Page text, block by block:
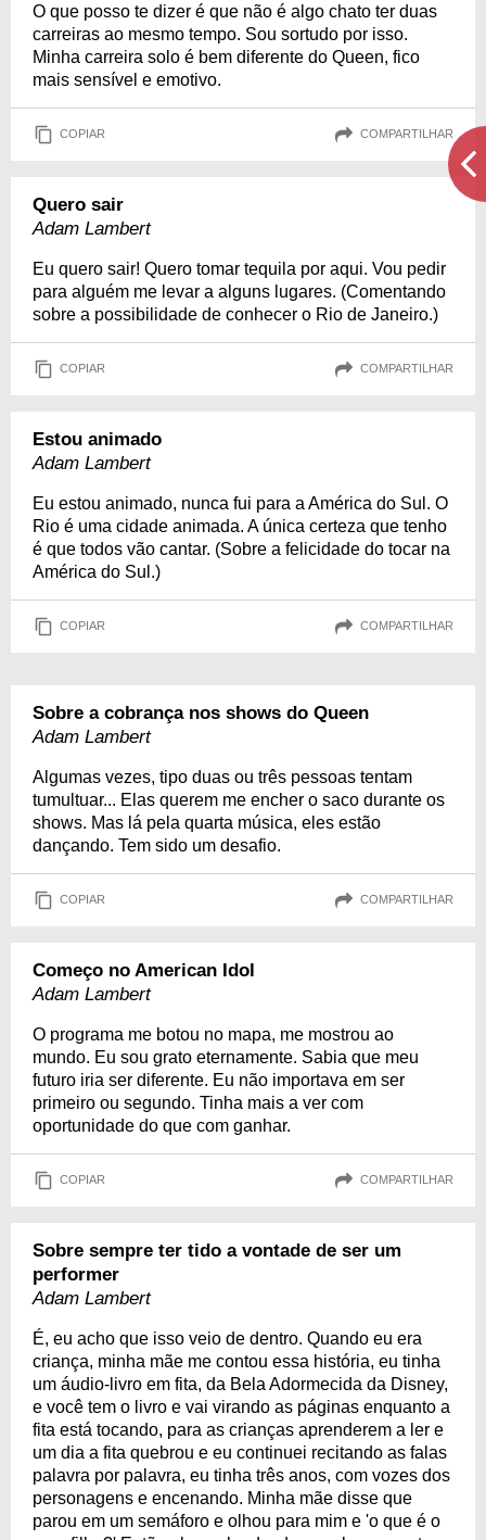
O que posso te dizer é que não é algo chato ter duas
carreiras ao mesmo tempo. Sou sortudo por isso.
Minha carreira solo é bem diferente do Queen, fico
mais sensível e emotivo.
COPIAR COMPARTILHAR
Quero sair
Adam Lambert
Eu quero sair! Quero tomar tequila por aqui. Vou pedir
para alguém me levar a alguns lugares. (Comentando
sobre a possibilidade de conhecer o Rio de Janeiro.)
COPIAR COMPARTILHAR
Estou animado
Adam Lambert
Eu estou animado, nunca fui para a América do Sul. O
Rio é uma cidade animada. A única certeza que tenho
é que todos vão cantar. (Sobre a felicidade do tocar na
América do Sul.)
COPIAR COMPARTILHAR
Sobre a cobrança nos shows do Queen
Adam Lambert
Algumas vezes, tipo duas ou três pessoas tentam
tumultuar... Elas querem me encher o saco durante os
shows. Mas lá pela quarta música, eles estão
dançando. Tem sido um desafio.
COPIAR COMPARTILHAR
Começo no American Idol
Adam Lambert
O programa me botou no mapa, me mostrou ao
mundo. Eu sou grato eternamente. Sabia que meu
futuro iria ser diferente. Eu não importava em ser
primeiro ou segundo. Tinha mais a ver com
oportunidade do que com ganhar.
COPIAR COMPARTILHAR
Sobre sempre ter tido a vontade de ser um
performer
Adam Lambert
É, eu acho que isso veio de dentro. Quando eu era
criança, minha mãe me contou essa história, eu tinha
um áudio-livro em fita, da Bela Adormecida da Disney,
e você tem o livro e vai virando as páginas enquanto a
fita está tocando, para as crianças aprenderem a ler e
um dia a fita quebrou e eu continuei recitando as falas
palavra por palavra, eu tinha três anos, com vozes dos
personagens e encenando. Minha mãe disse que
parou em um semáforo e olhou para mim e 'o que é o